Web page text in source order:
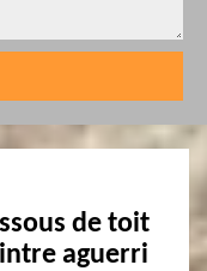
de toit
aguerri